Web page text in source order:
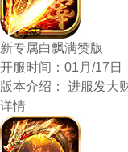
新专属白飘满赞版
开服时间： 01月/17日
版本介绍：
进服发大
详情